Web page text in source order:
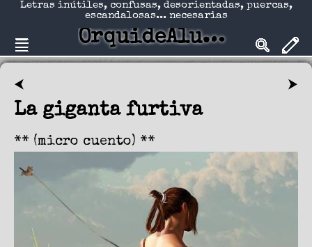
Letras inútiles, confusas, desorientadas, puercas,
escandalosas... necesarias
OrquideAlucinadA
⮜ ⮞
La giganta furtiva
** (micro cuento) **